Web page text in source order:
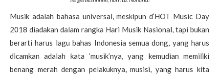
Musik adalah bahasa universal, meskipun d’HOT Music Day
2018 diadakan dalam rangka Hari Musik Nasional, tapi bukan
berarti harus lagu bahas Indonesia semua dong, yang harus
dicamkan adalah kata ‘musik’nya, yang kemudian memiliki
benang merah dengan pelakuknya, musisi, yang harus kita